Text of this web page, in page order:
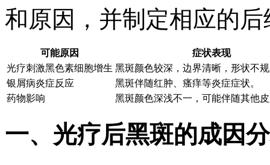
和原因，并制定相应的
可能原因
症状表现
光疗刺激黑色素细胞增生 黑斑颜色较深，边界清晰，形状不
银屑病炎症反应
黑斑伴随红肿、瘙痒等炎症症状。
药物影响
黑斑颜色深浅不一，可能伴随其他
一、光疗后黑斑的成因